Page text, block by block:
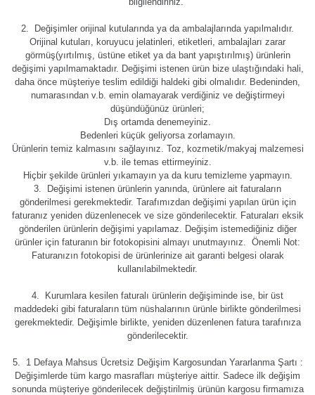
2. Değişimler orijinal kutularında ya da ambalajlarında yapılmalıdır.
Orijinal kutuları, koruyucu jelatinleri, etiketleri, ambalajları zarar
görmüş(yırtılmış, üstüne etiket ya da bant yapıştırılmış) ürünlerin
değişimi yapılmamaktadır. Değişimi istenen ürün bize ulaştığındaki hali,
daha önce müşteriye teslim edildiği haldeki gibi olmalıdır. Bedeninden,
numarasından v.b. emin olamayarak verdiğiniz ve değiştirmeyi
düşündüğünüz ürünleri;
Dış ortamda denemeyiniz.
Bedenleri küçük geliyorsa zorlamayın.
Ürünlerin temiz kalmasını sağlayınız. Toz, kozmetik/makyaj malzemesi
v.b. ile temas ettirmeyiniz.
Hiçbir şekilde ürünleri yıkamayın ya da kuru temizleme yapmayın.
3. Değişimi istenen ürünlerin yanında, ürünlere ait faturaların
gönderilmesi gerekmektedir. Tarafımızdan değişimi yapılan ürün için
faturanız yeniden düzenlenecek ve size gönderilecektir. Faturaları eksik
gönderilen ürünlerin değişimi yapılamaz. Değişim istemediğiniz diğer
ürünler için faturanın bir fotokopisini almayı unutmayınız. Önemli Not:
Faturanızın fotokopisi de ürünlerinize ait garanti belgesi olarak
kullanılabilmektedir.
4. Kurumlara kesilen faturalı ürünlerin değişiminde ise, bir üst
maddedeki gibi faturaların tüm nüshalarının ürünle birlikte gönderilmesi
gerekmektedir. Değişimle birlikte, yeniden düzenlenen fatura tarafınıza
gönderilecektir.
5. 1 Defaya Mahsus Ücretsiz Değişim Kargosundan Yararlanma Şartı :
Değişimlerde tüm kargo masrafları müşteriye aittir. Sadece ilk değişim
sonunda müşteriye gönderilecek değiştirilmiş ürünün kargosu firmamıza